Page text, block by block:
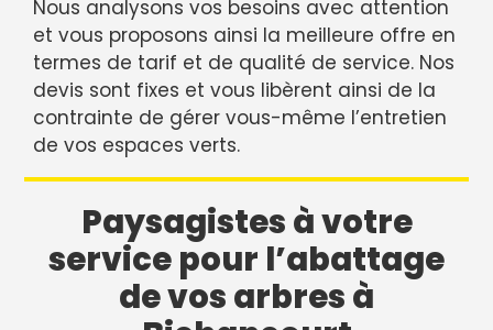
Nous analysons vos besoins avec attention
et vous proposons ainsi la meilleure offre en
termes de tarif et de qualité de service. Nos
devis sont fixes et vous libèrent ainsi de la
contrainte de gérer vous-même l’entretien
de vos espaces verts.
Paysagistes à votre
service pour l’abattage
de vos arbres à